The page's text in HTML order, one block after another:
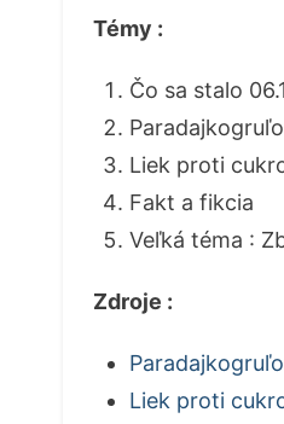
Témy :
Čo sa stalo
Liek proti
Fakt a fikcia
Veľká téma :
Zdroje :
Liek proti